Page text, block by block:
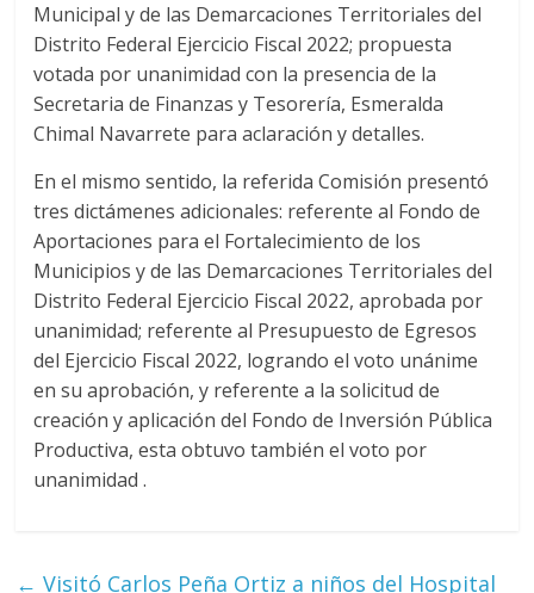
Municipal y de las Demarcaciones Territoriales del
Distrito Federal Ejercicio Fiscal 2022; propuesta
votada por unanimidad con la presencia de la
Secretaria de Finanzas y Tesorería, Esmeralda
Chimal Navarrete para aclaración y detalles.
En el mismo sentido, la referida Comisión presentó
tres dictámenes adicionales: referente al Fondo de
Aportaciones para el Fortalecimiento de los
Municipios y de las Demarcaciones Territoriales del
Distrito Federal Ejercicio Fiscal 2022, aprobada por
unanimidad; referente al Presupuesto de Egresos
del Ejercicio Fiscal 2022, logrando el voto unánime
en su aprobación, y referente a la solicitud de
creación y aplicación del Fondo de Inversión Pública
Productiva, esta obtuvo también el voto por
unanimidad .
← Visitó Carlos Peña Ortiz a niños del Hospital